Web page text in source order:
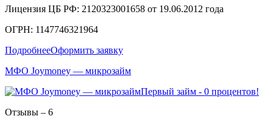
Лицензия ЦБ РФ: 2120323001658 от 19.06.2012 года
ОГРН: 1147746321964
ПодробнееОформить заявку
МФО Joymoney — микрозайм
Первый займ - 0 процентов!
Отзывы – 6